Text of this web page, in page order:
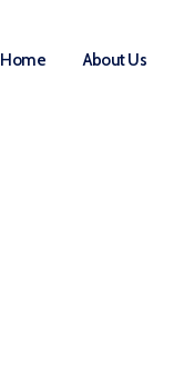
Home About Us